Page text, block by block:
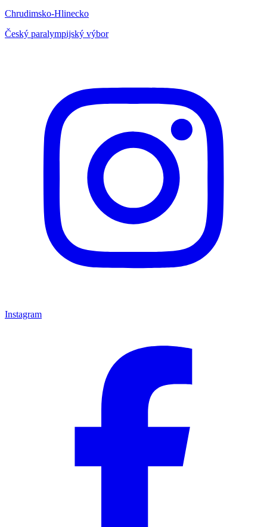
Chrudimsko-Hlinecko
Český paralympijský výbor
Instagram